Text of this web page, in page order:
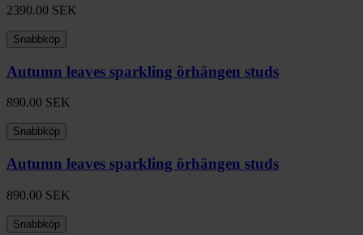
2390.00 SEK
Snabbköp
Autumn leaves sparkling örhängen studs
890.00 SEK
Snabbköp
Autumn leaves sparkling örhängen studs
890.00 SEK
Snabbköp